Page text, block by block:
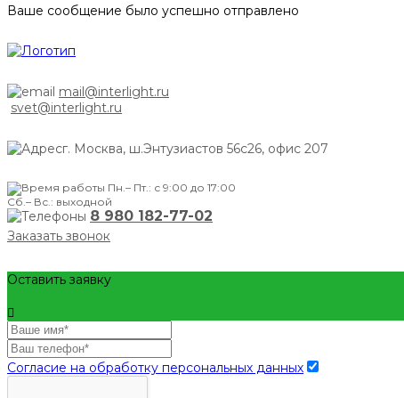
Ваше сообщение было успешно отправлено
mail@interlight.ru
svet@interlight.ru
г. Москва, ш.Энтузиастов 56с26, офис 207
Пн.– Пт.: с 9:00 до 17:00
Сб.– Вс.: выходной
8 980 182-77-02
Заказать звонок
Оставить заявку
Согласие на обработку персональных данных